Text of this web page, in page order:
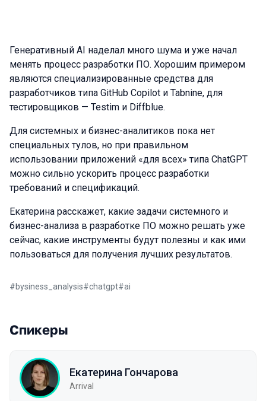
Генеративный AI наделал много шума и уже начал
менять процесс разработки ПО. Хорошим примером
являются специализированные средства для
разработчиков типа GitHub Copilot и Tabnine, для
тестировщиков — Testim и Diffblue.
Для системных и бизнес-аналитиков пока нет
специальных тулов, но при правильном
использовании приложений «для всех» типа ChatGPT
можно сильно ускорить процесс разработки
требований и спецификаций.
Екатерина расскажет, какие задачи системного и
бизнес-анализа в разработке ПО можно решать уже
сейчас, какие инструменты будут полезны и как ими
пользоваться для получения лучших результатов.
#bysiness_analysis#chatgpt#ai
Спикеры
Екатерина Гончарова
Arrival